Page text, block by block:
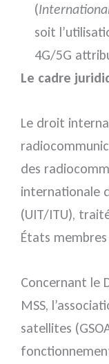
(
soit
4G/5G
Le cadre
Le droit
des
internationale
(UIT/ITU),
États membres
Concernant le
MSS,
satellites